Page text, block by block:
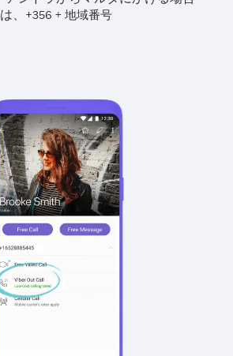
は、 +356 + 地域番号